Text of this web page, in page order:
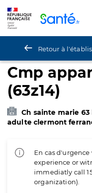
Retour à
Cmp
(63z14)
Ch sainte marie
adulte clermont
En cas d'urgence
experience or
immediatly call
organization).